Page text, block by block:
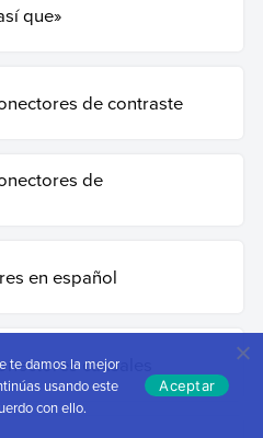
que»
de contraste
de
en español
causales
te damos la mejor
usando este
con ello.
Aceptar